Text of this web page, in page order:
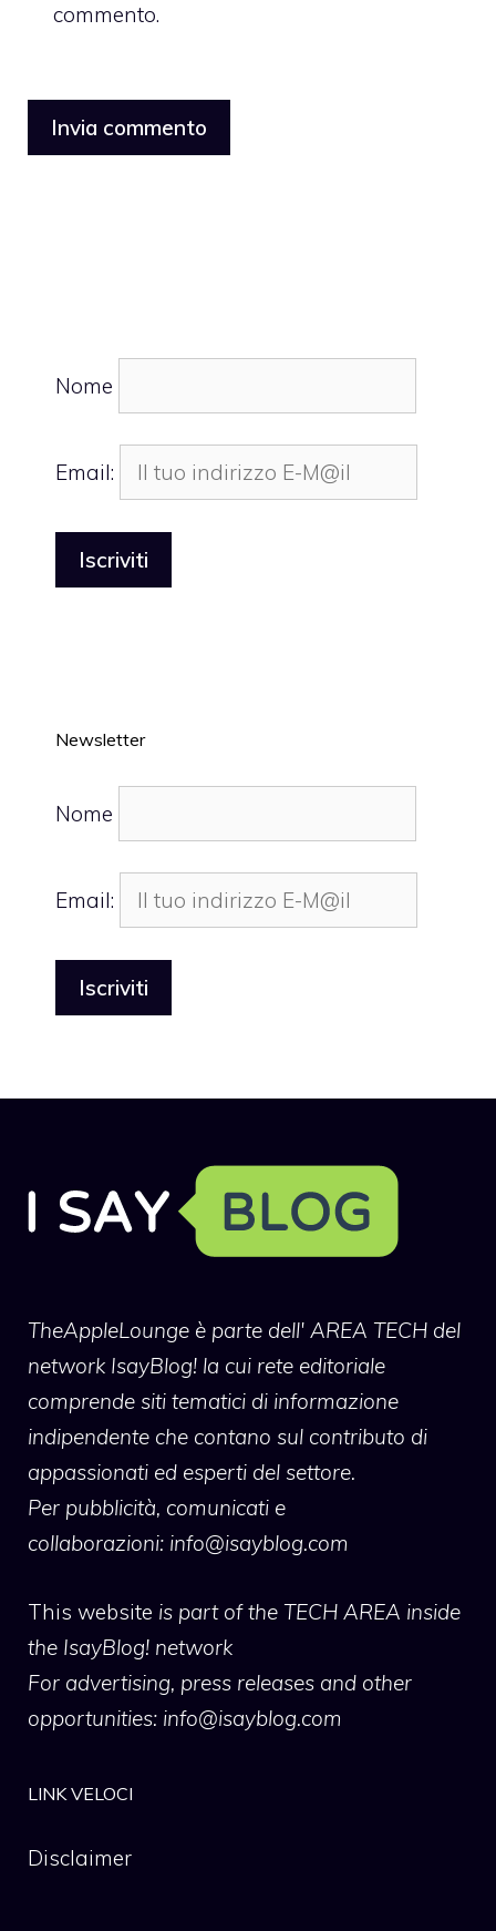
commento.
Nome
Email:
Newsletter
Nome
Email:
TheAppleLounge è parte dell' AREA TECH del
network IsayBlog! la cui rete editoriale
comprende siti tematici di informazione
indipendente che contano sul contributo di
appassionati ed esperti del settore.
Per pubblicità, comunicati e
collaborazioni: info@isayblog.com
This website is part of the TECH AREA inside
the IsayBlog! network
For advertising, press releases and other
opportunities: info@isayblog.com
LINK VELOCI
Disclaimer